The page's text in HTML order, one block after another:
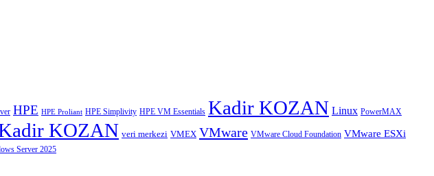
HPE HPE Proliant HPE Simplivity HPE VM Essentials Kadir KOZAN Linux PowerMAX
KOZAN veri merkezi VMEX VMware VMware Cloud Foundation VMware ESXi
Server 2025